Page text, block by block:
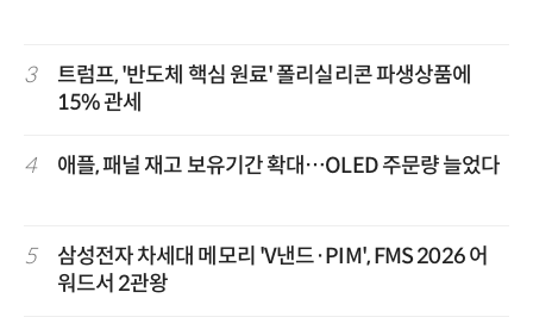
3
트럼프, '반도체 핵심 원료' 폴리실리콘 파생상품에
15% 관세
4 애플, 패널 재고 보유기간 확대…OLED 주문량 늘었다
5
삼성전자 차세대 메모리 'V낸드·PIM', FMS 2026 어
워드서 2관왕